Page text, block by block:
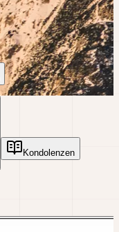
Kondolenzen